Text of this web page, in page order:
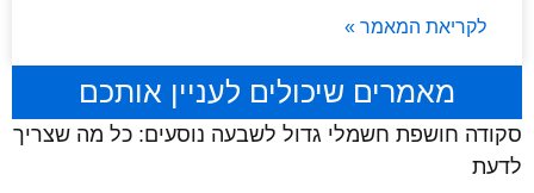
לקריאת המאמר »
מאמרים שיכולים לעניין אותכם
סקודה חושפת חשמלי גדול לשבעה נוסעים: כל מה שצריך
לדעת